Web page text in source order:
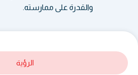
والقدرة على ممارسته.
الرؤية